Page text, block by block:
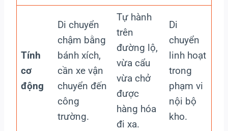
Tính
cơ
động
Di chuyển
chậm bằng
bánh xích,
cần xe vận
chuyển đến
công
trường.
Tự hành
trên
đường lộ,
vừa cẩu
vừa chở
được
hàng hóa
đi xa.
Di
chuyển
linh hoạt
trong
phạm vi
nội bộ
kho.